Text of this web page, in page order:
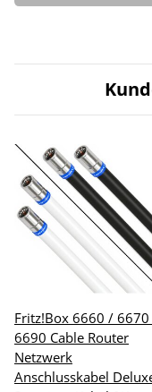
Fritz!Box 6660 /
6690 Cable Router
Netzwerk
Anschlusskabel